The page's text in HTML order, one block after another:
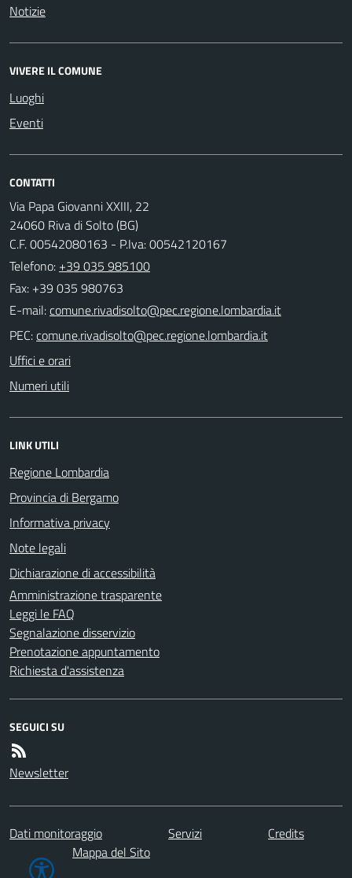
Notizie
VIVERE IL COMUNE
Luoghi
Eventi
CONTATTI
Via Papa Giovanni XXIII, 22
24060 Riva di Solto (BG)
C.F. 00542080163 - P.Iva: 00542120167
Telefono: +39 035 985100
Fax: +39 035 980763
E-mail:
PEC:
Uffici e orari
Numeri utili
LINK UTILI
Regione Lombardia
Provincia di Bergamo
Informativa privacy
Note legali
Dichiarazione di accessibilità
Amministrazione trasparente
Leggi le FAQ
Segnalazione disservizio
Prenotazione appuntamento
Richiesta d'assistenza
SEGUICI SU
Newsletter
Dati monitoraggio Servizi
Credits
Mappa del Sito